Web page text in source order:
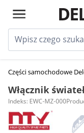
Części samochodowe
Włącznik
Indeks: EWC-MZ-000